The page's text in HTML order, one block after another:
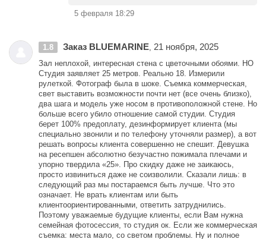
5 февраля 18:29
1.8 Заказ BLUEMARINE, 21 ноября, 2025
Зал неплохой, интересная стена с цветочными обоями. НО
Студия заявляет 25 метров. Реально 18. Измерили
рулеткой. Фотограф была в шоке. Съемка коммерческая,
свет выставить возможности почти нет (все очень близко),
два шага и модель уже носом в противоположной стене. Но
больше всего убило отношение самой студии. Студия
берет 100% предоплату, дезинформирует клиента (мы
специально звонили и по телефону уточняли размер), а вот
решать вопросы клиента совершенно не спешит. Девушка
на ресепшен абсолютно безучастно пожимала плечами и
упорно твердила «25». Про скидку даже не заикаюсь,
просто извиниться даже не соизволили. Сказали лишь: в
следующий раз мы постараемся быть лучше. Что это
означает. Не врать клиентам или быть
клиентоориентированными, ответить затруднились.
Поэтому уважаемые будущие клиенты, если Вам нужна
семейная фотосессия, то студия ок. Если же коммерческая
съемка: места мало, со светом проблемы. Ну и полное